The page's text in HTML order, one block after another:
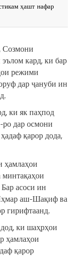
ҳашт нафар
Созмони
кард, ки бар
режими
дар ҷануби ин
ки як паҳпод
дар осмони
қарор дода,
ҳамлаҳои
асоси ин
аш-Шақиф ва
гирифтаанд.
ки шаҳрҳои
ҳамлаҳои
қарор